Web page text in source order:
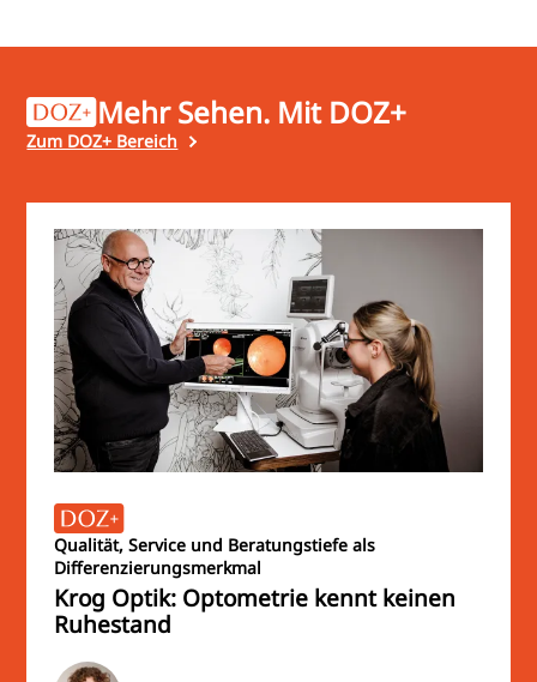
Mehr Sehen. Mit DOZ+
Zum DOZ+ Bereich
Qualität, Service und Beratungstiefe als
Differenzierungsmerkmal
Krog Optik: Optometrie kennt keinen
Ruhestand